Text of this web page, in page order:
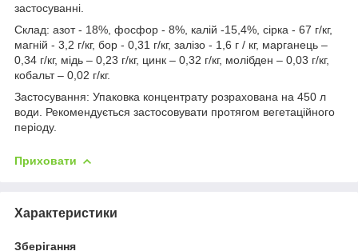
застосуванні.
Склад: азот - 18%, фосфор - 8%, калій -15,4%, сірка - 67 г/кг,
магній - 3,2 г/кг, бор - 0,31 г/кг, залізо - 1,6 г / кг, марганець –
0,34 г/кг, мідь – 0,23 г/кг, цинк – 0,32 г/кг, молібден – 0,03 г/кг,
кобальт – 0,02 г/кг.
Застосування: Упаковка концентрату розрахована на 450 л
води. Рекомендується застосовувати протягом вегетаційного
періоду.
Приховати
Характеристики
Зберігання